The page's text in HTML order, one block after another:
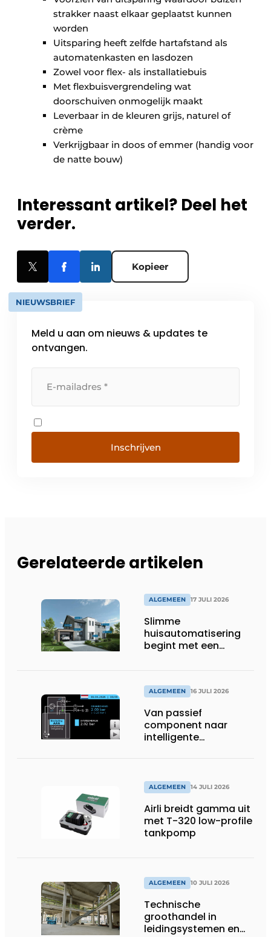
strakker naast elkaar geplaatst kunnen
worden
Uitsparing heeft zelfde hartafstand als
automatenkasten en lasdozen
Zowel voor flex- als installatiebuis
Met flexbuisvergrendeling wat
doorschuiven onmogelijk maakt
Leverbaar in de kleuren grijs, naturel of
crème
Verkrijgbaar in doos of emmer (handig voor
de natte bouw)
Interessant artikel? Deel het
verder.
Kopieer
NIEUWSBRIEF
Meld u aan om nieuws & updates te
ontvangen.
Inschrijven
Gerelateerde artikelen
ALGEMEEN 17 JULI 2026
Slimme
huisautomatisering
begint met een
ALGEMEEN 16 JULI 2026
Van passief
component naar
intelligente
systemen
ALGEMEEN 14 JULI 2026
Airli breidt gamma uit
met T-320 low-profile
tankpomp
ALGEMEEN 10 JULI 2026
Technische
groothandel in
leidingsystemen en